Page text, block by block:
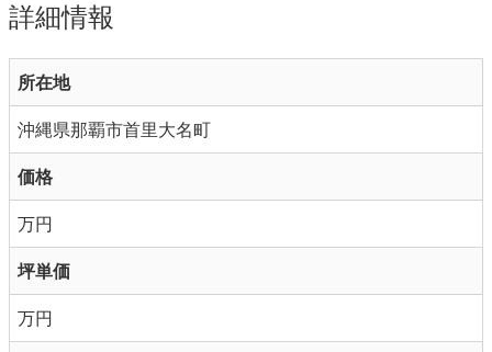
詳細情報
所在地
沖縄県那覇市首里大名町
価格
万円
坪単価
万円